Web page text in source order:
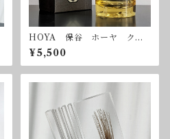
HOYA 保谷 ホーヤ クリ
スタル アシュトレイ ヴィ
ンテージ 昭和レトロ
¥5,500